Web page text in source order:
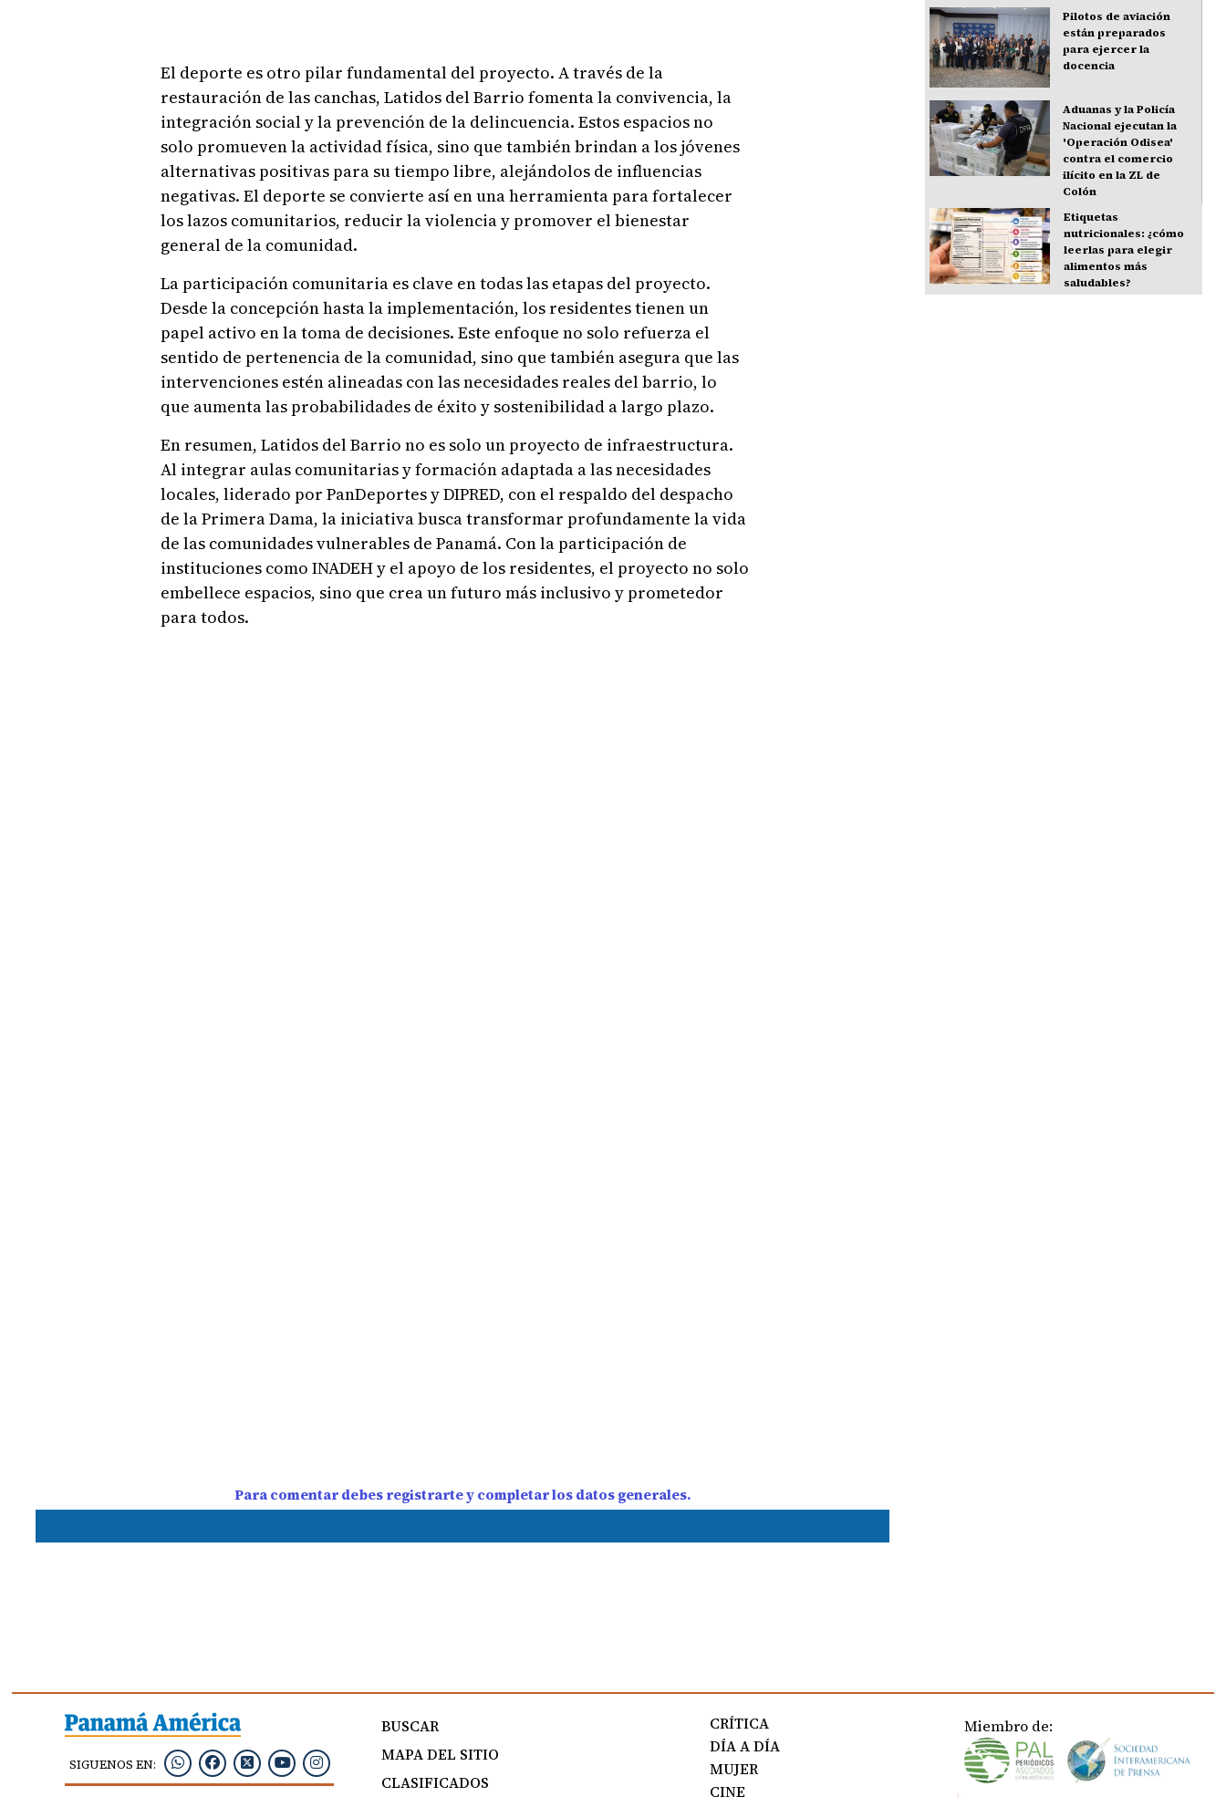
El deporte es otro pilar fundamental del proyecto. A través de la
restauración de las canchas, Latidos del Barrio fomenta la convivencia, la
integración social y la prevención de la delincuencia. Estos espacios no
solo promueven la actividad física, sino que también brindan a los jóvenes
alternativas positivas para su tiempo libre, alejándolos de influencias
negativas. El deporte se convierte así en una herramienta para fortalecer
los lazos comunitarios, reducir la violencia y promover el bienestar
general de la comunidad.
La participación comunitaria es clave en todas las etapas del proyecto.
Desde la concepción hasta la implementación, los residentes tienen un
papel activo en la toma de decisiones. Este enfoque no solo refuerza el
sentido de pertenencia de la comunidad, sino que también asegura que las
intervenciones estén alineadas con las necesidades reales del barrio, lo
que aumenta las probabilidades de éxito y sostenibilidad a largo plazo.
En resumen, Latidos del Barrio no es solo un proyecto de infraestructura.
Al integrar aulas comunitarias y formación adaptada a las necesidades
locales, liderado por PanDeportes y DIPRED, con el respaldo del despacho
de la Primera Dama, la iniciativa busca transformar profundamente la vida
de las comunidades vulnerables de Panamá. Con la participación de
instituciones como INADEH y el apoyo de los residentes, el proyecto no solo
embellece espacios, sino que crea un futuro más inclusivo y prometedor
para todos.
Para comentar debes registrarte y completar los datos generales.
Pilotos de aviación
están preparados
para ejercer la
docencia
Aduanas y la Policía
Nacional ejecutan la
'Operación Odisea'
contra el comercio
ilícito en la ZL de
Colón
Etiquetas
nutricionales: ¿cómo
leerlas para elegir
alimentos más
saludables?
SIGUENOS EN:
BUSCAR
MAPA DEL SITIO
CLASIFICADOS
CRÍTICA
DÍA A DÍA
MUJER
CINE
Miembro de: